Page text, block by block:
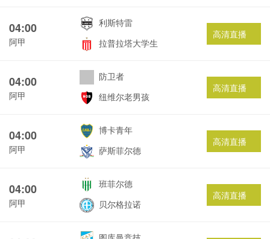
04:00
阿甲
利斯特雷
拉普拉塔大学生
高清直播
04:00
阿甲
防卫者
纽维尔老男孩
高清直播
04:00
阿甲
博卡青年
萨斯菲尔德
高清直播
04:00
阿甲
班菲尔德
贝尔格拉诺
高清直播